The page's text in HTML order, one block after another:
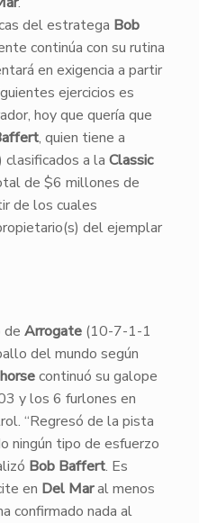
del estratega Bob
continúa con su rutina
en exigencia a partir
ejercicios es
hoy que quería que
, quien tiene a
clasificados a la Classic
de $6 millones de
de los cuales
del ejemplar
de Arrogate (10-7-1-1
del mundo según
continuó su galope
y los 6 furlones en
“Regresó de la pista
ningún tipo de esfuerzo
Bob Baffert. Es
en Del Maral menos
confirmado nada al